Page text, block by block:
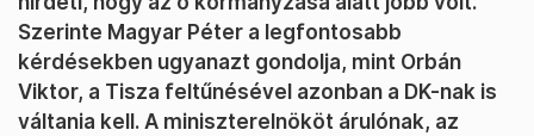
Szerinte Magyar Péter a legfontosabb
kérdésekben ugyanazt gondolja, mint Orbán
Viktor, a Tisza feltűnésével azonban a DK-nak is
váltania kell. A miniszterelnököt árulónak, az